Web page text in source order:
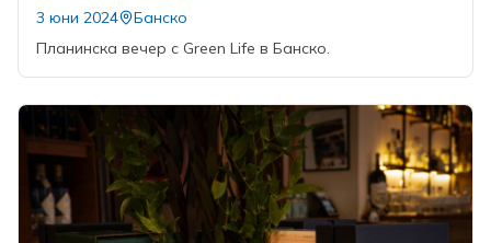
3 юни 2024
Банско
Планинска вечер с Green Life в Банско.